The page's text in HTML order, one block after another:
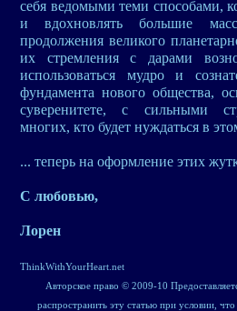
себя ведомыми теми способами,
и вдохновлять большие
продолжения великого
их стремления с дарами
использоваться мудро и
фундамента нового общества,
суверенитете, с сильными
многих, кто будет нуждаться в
... теперь на оформление этих
С любовью,
Лорен
ThinkWithYourHeart.net
Авторское право © 2009-10
распространить эту статью при условии,